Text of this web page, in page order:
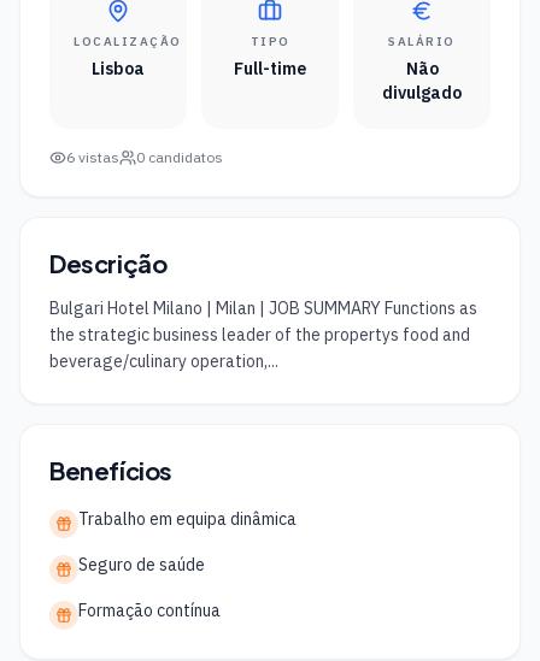
LOCALIZAÇÃO
Lisboa
TIPO
Full-time
SALÁRIO
Não
divulgado
6 vistas 0 candidatos
Descrição
Bulgari Hotel Milano | Milan | JOB SUMMARY Functions as
the strategic business leader of the propertys food and
beverage/culinary operation,...
Benefícios
Trabalho em equipa dinâmica
Seguro de saúde
Formação contínua